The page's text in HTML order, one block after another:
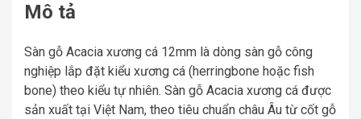
Mô tả
Sàn gỗ Acacia xương cá 12mm là dòng sàn gỗ công
nghiệp lắp đặt kiểu xương cá (herringbone hoặc fish
bone) theo kiểu tự nhiên. Sàn gỗ Acacia xương cá được
sản xuất tại Việt Nam, theo tiêu chuẩn châu Âu từ cốt gỗ